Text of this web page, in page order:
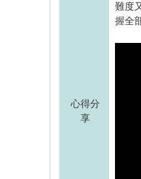
心得分
享
難度
握全